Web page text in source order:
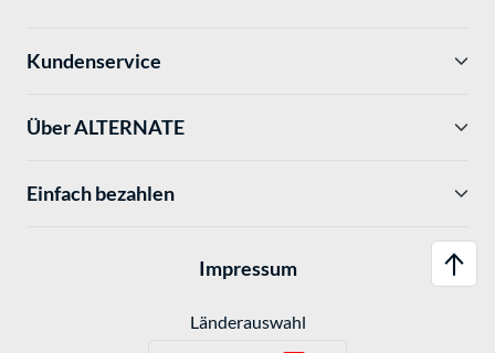
Kundenservice
Über ALTERNATE
Einfach bezahlen
Impressum
Länderauswahl